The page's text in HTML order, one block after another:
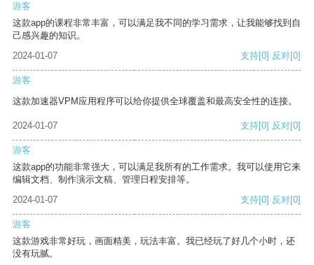
游客
这款app的课程非常丰富，可以满足我不同的学习需求，让我能够找到自
己感兴趣的知识。
2024-01-07
支持[0] 反对[0]
游客
这款加速器VPM应用程序可以给你提供全球覆盖和最高安全性的连接。
2024-01-07 支持[0] 反对[0]
游客
这款app的功能非常强大，可以满足我所有的工作需求。我可以使用它来
编辑文档、制作演示文稿、管理日程安排等。
2024-01-07
支持[0] 反对[0]
游客
这款游戏非常好玩，画面精美，玩法丰富。我已经玩了好几个小时，还
没有玩腻。